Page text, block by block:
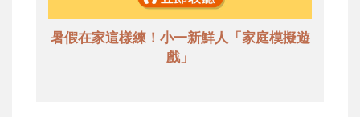
暑假在家這樣練！小一新鮮人「家庭模擬遊
戲」